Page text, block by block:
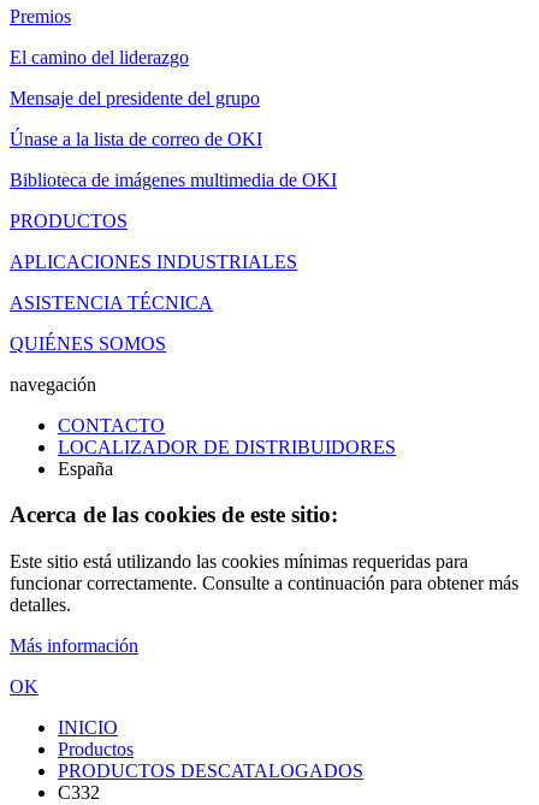
Premios
El camino del liderazgo
Mensaje del presidente del grupo
Únase a la lista de correo de OKI
Biblioteca de imágenes multimedia de OKI
PRODUCTOS
APLICACIONES INDUSTRIALES
ASISTENCIA TÉCNICA
QUIÉNES SOMOS
navegación
CONTACTO
LOCALIZADOR DE DISTRIBUIDORES
España
Acerca de las cookies de este sitio:
Este sitio está utilizando las cookies mínimas requeridas para
funcionar correctamente. Consulte a continuación para obtener más
detalles.
Más información
OK
INICIO
Productos
PRODUCTOS DESCATALOGADOS
C332